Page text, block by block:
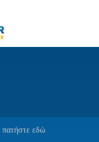
πατήστε εδώ